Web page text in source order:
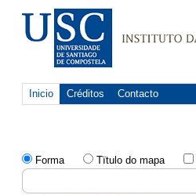
Inicio Créditos
Contacto
Forma Tïtulo do mapa